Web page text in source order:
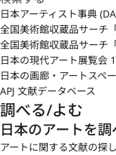
日本アーティスト事典
全国美術館収蔵品サーチ「
全国美術館収蔵品サーチ
日本の現代アート展覧会
日本の画廊・アートスペ
APJ 文献データベース
調べる/よむ
日本のアートを調
アートに関する文献の探